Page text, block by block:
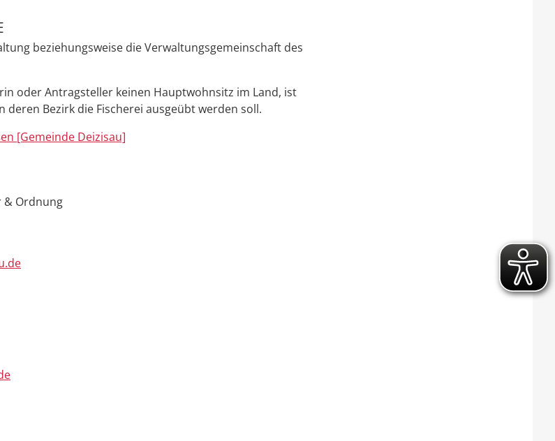
beziehungsweise die Verwaltungsgemeinschaft des
oder Antragsteller keinen Hauptwohnsitz im Land, ist
deren Bezirk die Fischerei ausgeübt werden soll.
[Gemeinde Deizisau]
& Ordnung